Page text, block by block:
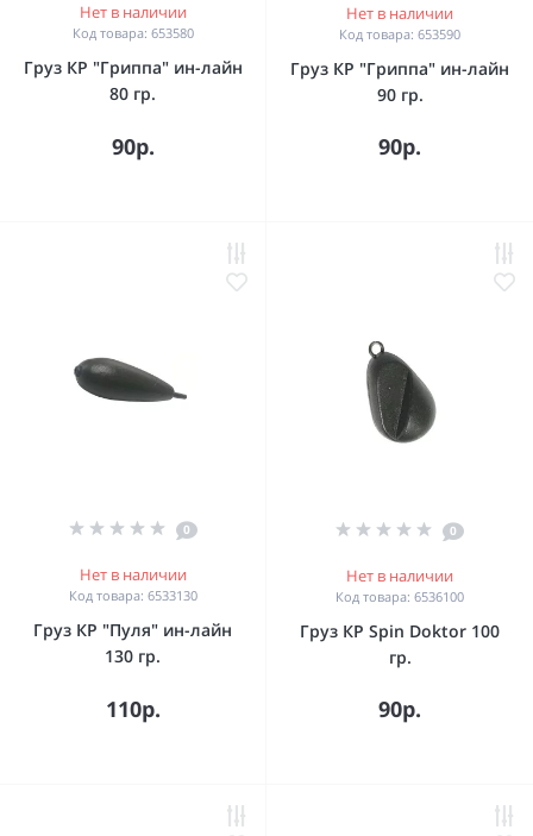
Нет в наличии
Код товара: 653580
Груз КР "Гриппа" ин-лайн
80 гр.
90р.
Нет в наличии
Код товара: 653590
Груз КР "Гриппа" ин-лайн
90 гр.
90р.
0
Нет в наличии
Код товара: 6533130
Груз КР "Пуля" ин-лайн
130 гр.
110р.
0
Нет в наличии
Код товара: 6536100
Груз КР Spin Doktor 100
гр.
90р.